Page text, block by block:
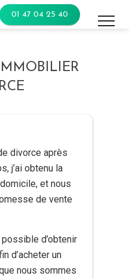
01 47 04 25 40
divorce après
j’ai obtenu la
et nous
de vente
d’obtenir
d’acheter un
nous sommes